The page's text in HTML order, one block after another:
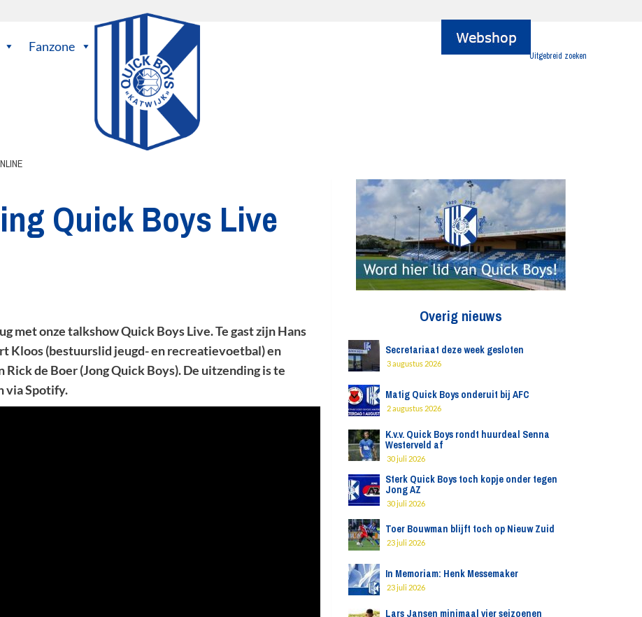
Fanzone
Uitgebreid zoeken
Quick Boys Live
met onze talkshow Quick Boys Live. Te gast zijn Hans
Kloos (bestuurslid jeugd- en recreatievoetbal) en
de Boer (Jong Quick Boys). De uitzending is te
via Spotify.
Overig nieuws
Secretariaat deze week gesloten
3 augustus 2026
Matig Quick Boys onderuit bij AFC
2 augustus 2026
K.v.v. Quick Boys rondt huurdeal Senna
Westerveld af
30 juli 2026
Sterk Quick Boys toch kopje onder tegen
Jong AZ
30 juli 2026
Toer Bouwman blijft toch op Nieuw Zuid
23 juli 2026
In Memoriam: Henk Messemaker
23 juli 2026
Lars Jansen minimaal vier seizoenen